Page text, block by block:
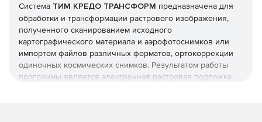
Система ТИМ КРЕДО ТРАНСФОРМ предназначена для
обработки и трансформации растрового изображения,
полученного сканированием исходного
картографического материала и аэрофотоснимков или
импортом файлов различных форматов, ортокоррекции
одиночных космических снимков. Результатом работы
программы является электронная растровая подложка